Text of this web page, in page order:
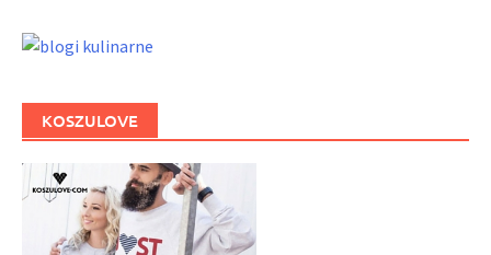
KOSZULOVE